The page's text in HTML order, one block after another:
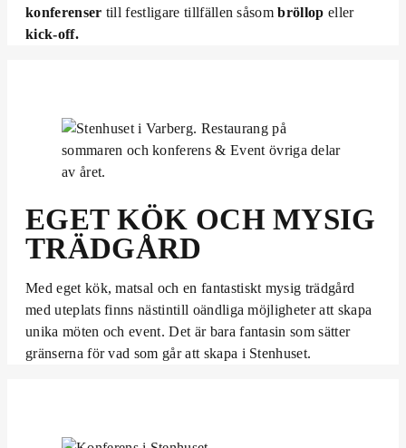
konferenser till festligare tillfällen såsombröllop eller
kick-off.
EGET KÖK OCH MYSIG
TRÄDGÅRD
Med eget kök, matsal och en fantastiskt mysig trädgård
med uteplats finns nästintill oändliga möjligheter att skapa
unika möten och event. Det är bara fantasin som sätter
gränserna för vad som går att skapa i Stenhuset.